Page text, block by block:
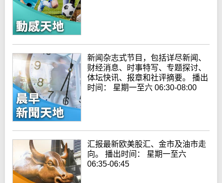
新闻杂志式节目，包括详尽新闻、
财经消息、时事特写、专题探讨、
体坛快讯、报章和社评摘要。 播出
时间： 星期一至六 06:30-08:00
汇报最新欧美股汇、金市及油市走
向。 播出时间： 星期一至六
06:35-06:45